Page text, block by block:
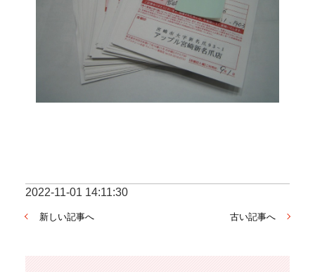
2022-11-01 14:11:30
新しい記事へ 古い記事へ